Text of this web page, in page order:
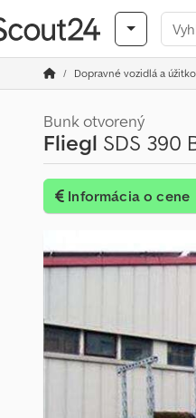
Dopravné vozidlá a
Bunk otvorený
Fliegl SDS 390
Informácia o cene